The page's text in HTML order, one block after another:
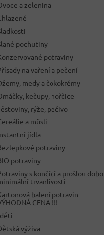
a zelenina
pochutiny
potraviny
na vaření a pečení
medy a čokokrémy
kečupy, hořčice
rýže, pečivo
a müsli
jídla
potraviny
potraviny
s končící a prošlou
trvanlivosti
balení potravin -
CENA !!!
výživa